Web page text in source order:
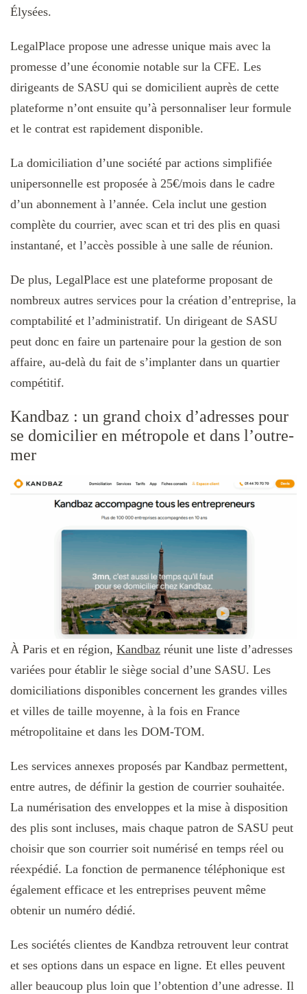
Élysées.
LegalPlace propose une adresse unique mais avec la
promesse d’une économie notable sur la CFE. Les
dirigeants de SASU qui se domicilient auprès de cette
plateforme n’ont ensuite qu’à personnaliser leur formule
et le contrat est rapidement disponible.
La domiciliation d’une société par actions simplifiée
unipersonnelle est proposée à 25€/mois dans le cadre
d’un abonnement à l’année. Cela inclut une gestion
complète du courrier, avec scan et tri des plis en quasi
instantané, et l’accès possible à une salle de réunion.
De plus, LegalPlace est une plateforme proposant de
nombreux autres services pour la création d’entreprise, la
comptabilité et l’administratif. Un dirigeant de SASU
peut donc en faire un partenaire pour la gestion de son
affaire, au-delà du fait de s’implanter dans un quartier
compétitif.
Kandbaz : un grand choix d’adresses pour
se domicilier en métropole et dans l’outre-
mer
À Paris et en région, Kandbaz réunit une liste d’adresses
variées pour établir le siège social d’une SASU. Les
domiciliations disponibles concernent les grandes villes
et villes de taille moyenne, à la fois en France
métropolitaine et dans les DOM-TOM.
Les services annexes proposés par Kandbaz permettent,
entre autres, de définir la gestion de courrier souhaitée.
La numérisation des enveloppes et la mise à disposition
des plis sont incluses, mais chaque patron de SASU peut
choisir que son courrier soit numérisé en temps réel ou
réexpédié. La fonction de permanence téléphonique est
également efficace et les entreprises peuvent même
obtenir un numéro dédié.
Les sociétés clientes de Kandbza retrouvent leur contrat
et ses options dans un espace en ligne. Et elles peuvent
aller beaucoup plus loin que l’obtention d’une adresse. Il